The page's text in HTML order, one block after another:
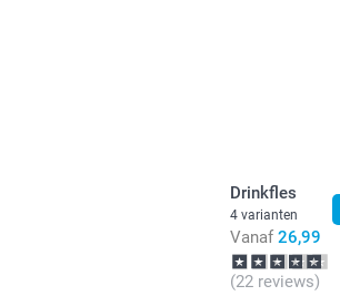
Drinkfles
4 varianten
Vanaf 26,99
(22 reviews)